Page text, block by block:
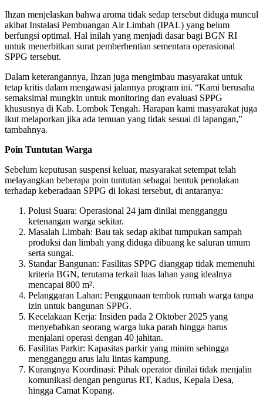
​Ihzan menjelaskan bahwa aroma tidak sedap tersebut diduga muncul
akibat Instalasi Pembuangan Air Limbah (IPAL) yang belum
berfungsi optimal. Hal inilah yang menjadi dasar bagi BGN RI
untuk menerbitkan surat pemberhentian sementara operasional
SPPG tersebut.
​Dalam keterangannya, Ihzan juga mengimbau masyarakat untuk
tetap kritis dalam mengawasi jalannya program ini. “Kami berusaha
semaksimal mungkin untuk monitoring dan evaluasi SPPG
khususnya di Kab. Lombok Tengah. Harapan kami masyarakat juga
ikut melaporkan jika ada temuan yang tidak sesuai di lapangan,”
tambahnya.
​Poin Tuntutan Warga
Sebelum keputusan suspensi keluar, masyarakat setempat telah
melayangkan beberapa poin tuntutan sebagai bentuk penolakan
terhadap keberadaan SPPG di lokasi tersebut, di antaranya:
​Polusi Suara: Operasional 24 jam dinilai mengganggu
ketenangan warga sekitar.
​Masalah Limbah: Bau tak sedap akibat tumpukan sampah
produksi dan limbah yang diduga dibuang ke saluran umum
serta sungai.
Standar Bangunan: Fasilitas SPPG dianggap tidak memenuhi
kriteria BGN, terutama terkait luas lahan yang idealnya
mencapai 800 m².
​Pelanggaran Lahan: Penggunaan tembok rumah warga tanpa
izin untuk bangunan SPPG.
​Kecelakaan Kerja: Insiden pada 2 Oktober 2025 yang
menyebabkan seorang warga luka parah hingga harus
menjalani operasi dengan 40 jahitan.
Fasilitas Parkir: Kapasitas parkir yang minim sehingga
mengganggu arus lalu lintas kampung.
​Kurangnya Koordinasi: Pihak operator dinilai tidak menjalin
komunikasi dengan pengurus RT, Kadus, Kepala Desa,
hingga Camat Kopang.